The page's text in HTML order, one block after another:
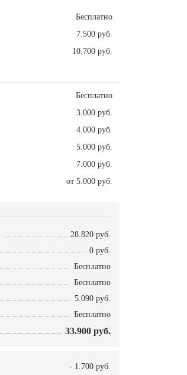
Бесплатно
7.500 руб.
10.700 руб.
Бесплатно
3.000 руб.
4.000 руб.
5.000 руб.
7.000 руб.
от 5.000 руб.
28.820 руб.
0 руб.
Бесплатно
Бесплатно
5.090 руб.
Бесплатно
33.900 руб.
- 1.700 руб.